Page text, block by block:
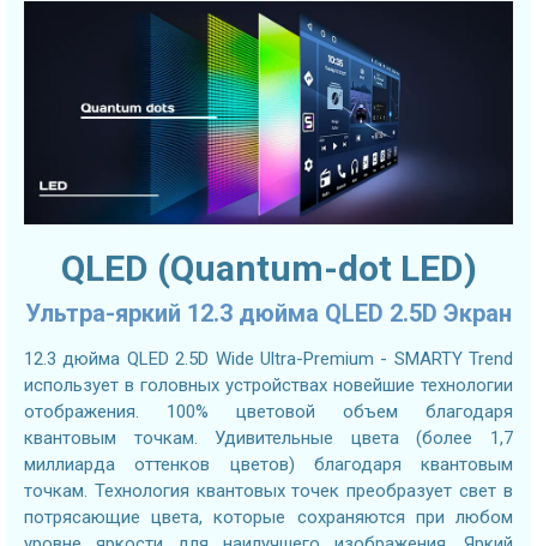
QLED (Quantum-dot LED)
Ультра-яркий 12.3 дюйма QLED 2.5D Экран
12.3 дюйма QLED 2.5D Wide Ultra-Premium - SMARTY Trend
использует в головных устройствах новейшие технологии
отображения. 100% цветовой объем благодаря
квантовым точкам. Удивительные цвета (более 1,7
миллиарда оттенков цветов) благодаря квантовым
точкам. Технология квантовых точек преобразует свет в
потрясающие цвета, которые сохраняются при любом